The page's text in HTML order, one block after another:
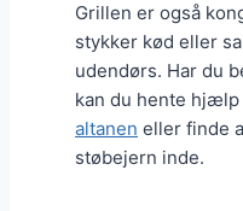
Grillen er også
stykker kød eller
udendørs. Har du
kan du hente
altanen eller finde
støbejern inde.